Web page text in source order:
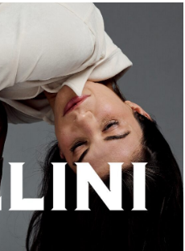
Italian roots, the new...